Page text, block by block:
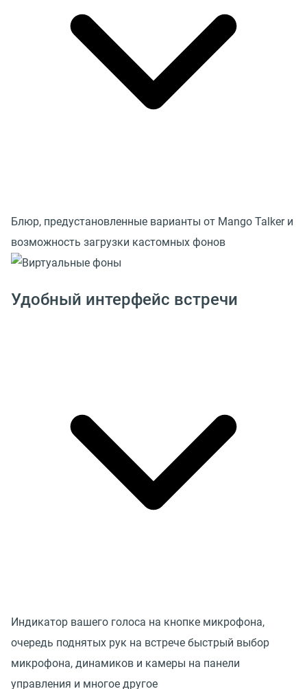
Блюр, предустановленные варианты от Mango Talker и
возможность загрузки кастомных фонов
Удобный интерфейс встречи
Индикатор вашего голоса на кнопке микрофона,
очередь поднятых рук на встрече быстрый выбор
микрофона, динамиков и камеры на панели
управления и многое другое